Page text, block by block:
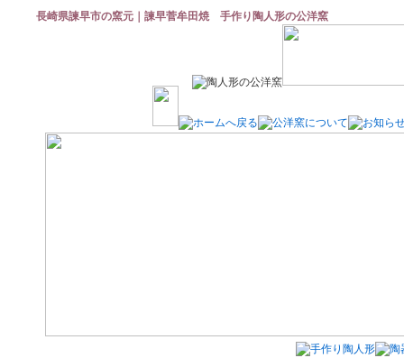
長崎県諫早市の窯元｜諫早菅牟田焼 手作り陶人形の公洋窯